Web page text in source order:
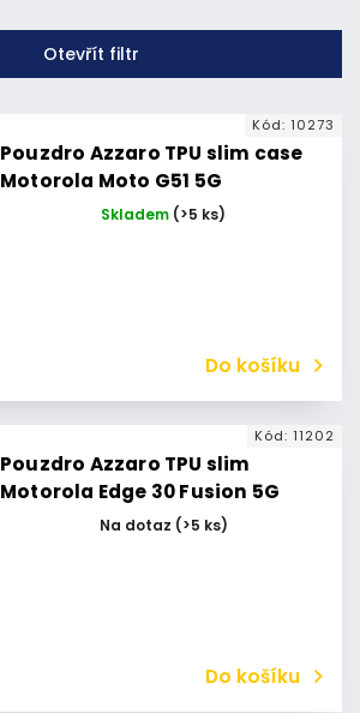
Otevřít filtr
Pouzdro Azzaro TPU slim case
Motorola Moto G51 5G
Skladem (>5 ks)
Do košíku
Kód: 10273
Pouzdro Azzaro TPU slim
Motorola Edge 30 Fusion 5G
Na dotaz (>5 ks)
Do košíku
Kód: 11202